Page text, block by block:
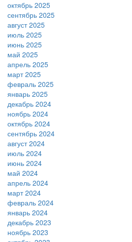
октябрь 2025
сентябрь 2025
август 2025
июль 2025
июнь 2025
май 2025
апрель 2025
март 2025
февраль 2025
январь 2025
декабрь 2024
ноябрь 2024
октябрь 2024
сентябрь 2024
август 2024
июль 2024
июнь 2024
май 2024
апрель 2024
март 2024
февраль 2024
январь 2024
декабрь 2023
ноябрь 2023